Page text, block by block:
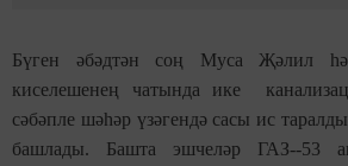
Бүген әбәдтән соң Муса Җәлил
киселешенең чатында ике
сәбәпле шәһәр үзәгендә сасы ис
башлады. Башта эшчеләр ГАЗ--53